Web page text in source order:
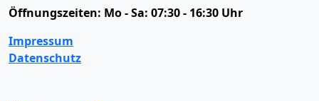
Öffnungszeiten: Mo - Sa: 07:30 - 16:30 Uhr
Impressum
Datenschutz